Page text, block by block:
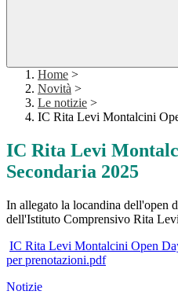
Home >
Novità >
Le notizie >
IC Rita Levi Montalcini
IC Rita Levi
Secondaria 2025
In allegato la locandina dell'open
dell'Istituto Comprensivo Rita
IC Rita Levi Montalcini Open
per prenotazioni.pdf
Notizie